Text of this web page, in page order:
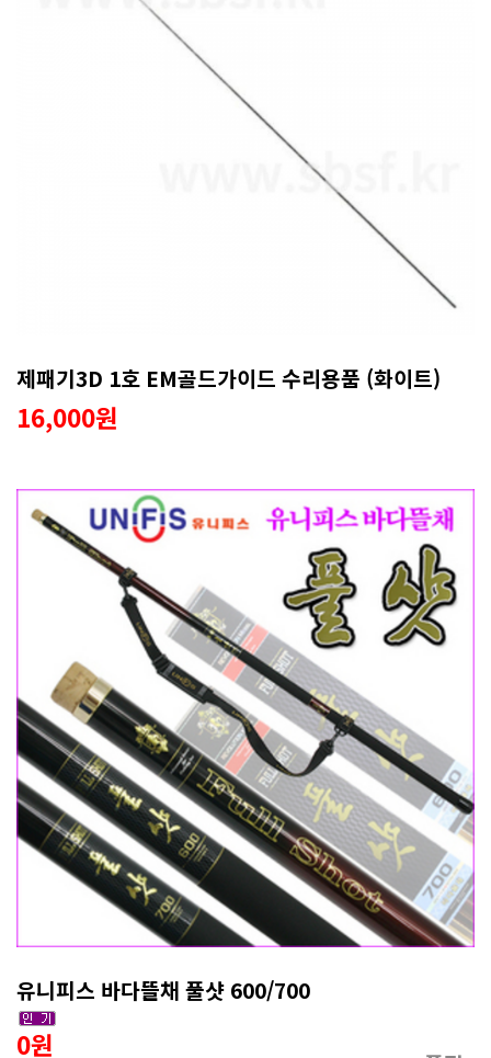
제패기3D 1호 EM골드가이드 수리용품 (화이트)
16,000원
유니피스 바다뜰채 풀샷 600/700
0원